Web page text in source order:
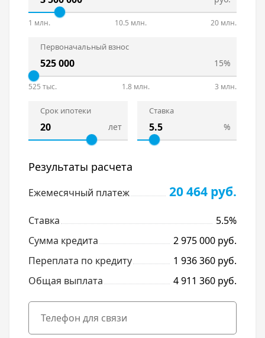
коммуникаций, индивидуальными приборами
учета. Отделка -предчистовая.
1 млн. 10.5 млн. 20 млн.
Первоначальный взнос
15%
525 тыс. 1.8 млн. 3 млн.
Срок ипотеки
лет
Ставка
%
Результаты расчета
Ежемесячный платеж 20 464 руб.
Ставка
5.5%
Сумма кредита
2 975 000 руб.
Переплата по кредиту
1 936 360 руб.
Общая выплата
4 911 360 руб.